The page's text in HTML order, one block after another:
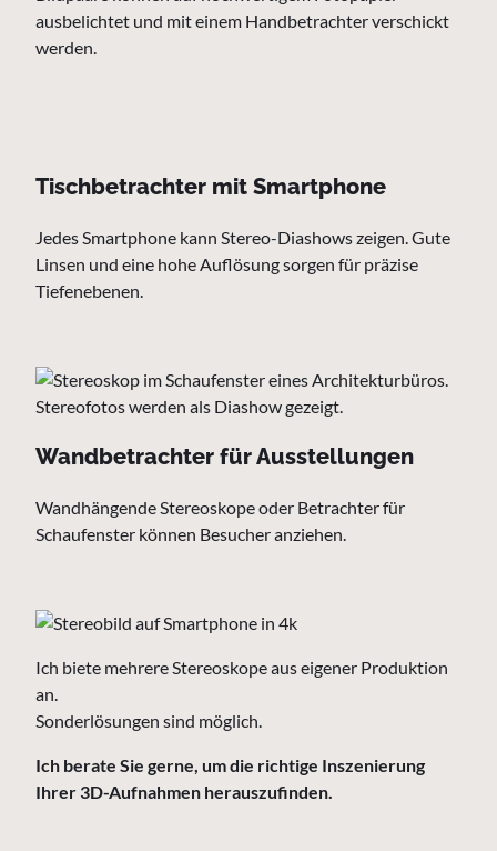
ausbelichtet und mit einem Handbetrachter verschickt
werden.
Tischbetrachter mit Smartphone
Jedes Smartphone kann Stereo-Diashows zeigen. Gute
Linsen und eine hohe Auflösung sorgen für präzise
Tiefenebenen.
Wandbetrachter für Ausstellungen
Wandhängende Stereoskope oder Betrachter für
Schaufenster können Besucher anziehen.
Ich biete mehrere Stereoskope aus eigener Produktion
an.
Sonderlösungen sind möglich.
Ich berate Sie gerne, um die richtige Inszenierung
Ihrer 3D-Aufnahmen herauszufinden.